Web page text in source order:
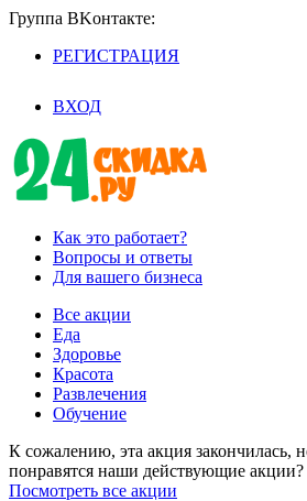
Группа BKoнтaктe:
РЕГИСТРАЦИЯ
ВХОД
Как это работает?
Вопросы и ответы
Для вашего бизнеса
Все акции
Еда
Здоровье
Красота
Развлечения
Обучение
К сожалению, эта акция закончилась,
понравятся наши действующие акции?
Посмотреть все акции